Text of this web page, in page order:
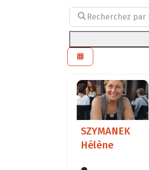
Recherchez par
SZYMANEK
Hélène